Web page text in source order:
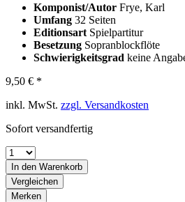
Komponist/Autor Frye, Karl
Umfang 32 Seiten
Editionsart Spielpartitur
Besetzung Sopranblockflöte
Schwierigkeitsgrad keine
9,50 € *
inkl. MwSt. zzgl. Versandkosten
Sofort versandfertig
In den Warenkorb
Vergleichen
Merken